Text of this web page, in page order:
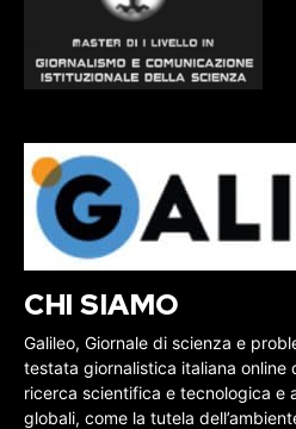
CHI SIAMO
Galileo, Giornale di scienza e
testata giornalistica italiana online
ricerca scientifica e tecnologica e
globali, come la tutela